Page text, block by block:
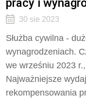
30 sie 2023
Służba cywilna -
wynagrodzeniach.
we wrześniu 2023
Najważniejsze
rekompensowania